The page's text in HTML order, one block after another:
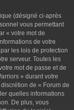
(désigné ci-après
vous permettant
« votre mot de
de votre
les lois de protection
serveur. Toutes les
mot de passe et de
» durant votre
de « Forum de
quelles informations
De plus, vous